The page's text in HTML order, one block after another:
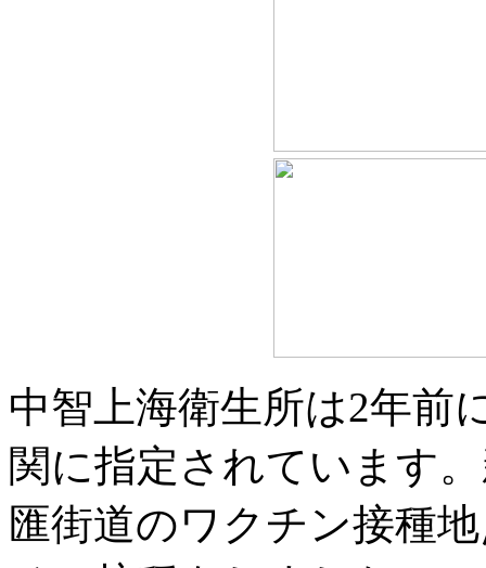
中智上海衛生所は2年前
関に指定されています
匯街道のワクチン接種